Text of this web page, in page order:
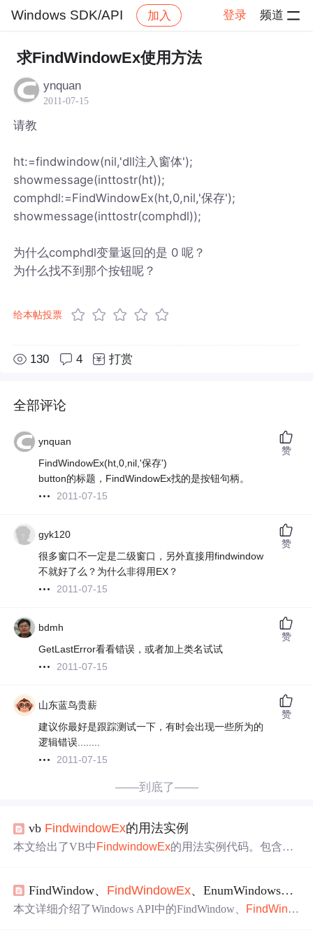
Windows SDK/API 加入 登录 频道
社区 Windows SDK/API 帖子详情
求FindWindowEx使用方法
ynquan
2011-07-15
请教
ht:=findwindow(nil,'dll注入窗体');
showmessage(inttostr(ht));
comphdl:=FindWindowEx(ht,0,nil,'保存');
showmessage(inttostr(comphdl));
为什么comphdl变量返回的是 0 呢？
为什么找不到那个按钮呢？
给本帖投票
130 4 打赏
全部评论
ynquan
FindWindowEx(ht,0,nil,'保存')
button的标题，FindWindowEx找的是按钮句柄。
2011-07-15
赞
gyk120
很多窗口不一定是二级窗口，另外直接用findwindow
不就好了么？为什么非得用EX？
2011-07-15
赞
bdmh
GetLastError看看错误，或者加上类名试试
2011-07-15
赞
山东蓝鸟贵薪
建议你最好是跟踪测试一下，有时会出现一些所为的
逻辑错误........
2011-07-15
赞
——到底了——
vb FindwindowEx的用法实例
本文给出了VB中 FindwindowEx的用法实例代码。包含相
隐藏原按钮；在Form_Unload事件中恢复原按钮显示并销毁
新按钮。还列举了多篇VB相关文章推荐。
FindWindow、 FindWindowEx、EnumWindows、EnumChildWindows
本文详细介绍了Windows API中的FindWindow、
FindWind